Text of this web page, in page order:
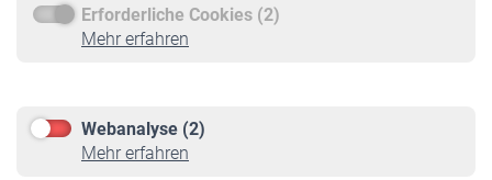
Erforderliche Cookies (2)
Mehr erfahren
Webanalyse (2)
Mehr erfahren
Service
Informationen
Online-Rechner
VBLnewsletter